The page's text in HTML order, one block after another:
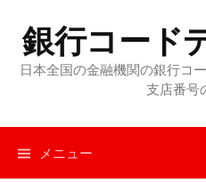
へ
銀行コード
日本全国の金融機関の銀行コ
支店番号
メニュー